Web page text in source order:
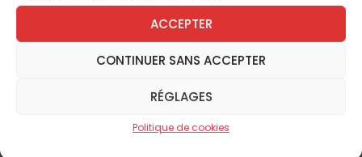
ACCEPTER
CONTINUER SANS ACCEPTER
RÉGLAGES
Politique de cookies
Les chouans se soulevèrent pour défendre les droits de
Pour continuer à lire cet
article